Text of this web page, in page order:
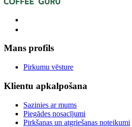
Mans profils
Pirkumu vēsture
Klientu apkalpošana
Sazinies ar mums
Piegādes nosacījumi
Pirkšanas un atgriešanas noteikumi